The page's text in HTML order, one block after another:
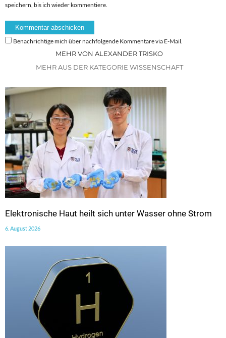
speichern, bis ich wieder kommentiere.
Benachrichtige mich über nachfolgende Kommentare via E-Mail.
MEHR VON ALEXANDER TRISKO
MEHR AUS DER KATEGORIE WISSENSCHAFT
Elektronische Haut heilt sich unter Wasser ohne Strom
6. August 2026